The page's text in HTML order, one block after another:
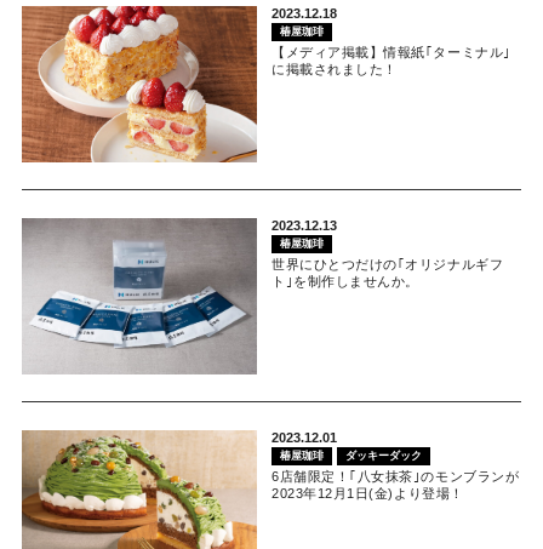
2023.12.18
椿屋珈琲
【メディア掲載】情報紙｢ターミナル｣
に掲載されました！
2023.12.13
椿屋珈琲
世界にひとつだけの｢オリジナルギフ
ト｣を制作しませんか。
2023.12.01
椿屋珈琲 ダッキーダック
6店舗限定！｢八女抹茶｣のモンブランが
2023年12月1日(金)より登場！